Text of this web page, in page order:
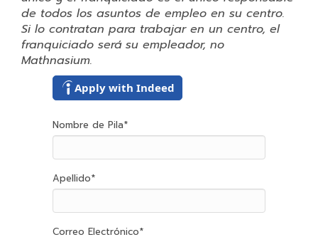
de todos los asuntos de empleo en su centro.
Si lo contratan para trabajar en un centro, el
franquiciado será su empleador, no
Mathnasium.
Apply with Indeed
Nombre de Pila*
Apellido*
Correo Electrónico*